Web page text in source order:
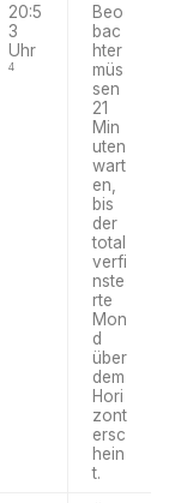
20:5
3
Uhr
4
Beo
bac
hter
müs
sen
21
Min
uten
wart
en,
bis
der
total
verfi
nste
rte
Mon
d
über
dem
Hori
zont
ersc
hein
t.